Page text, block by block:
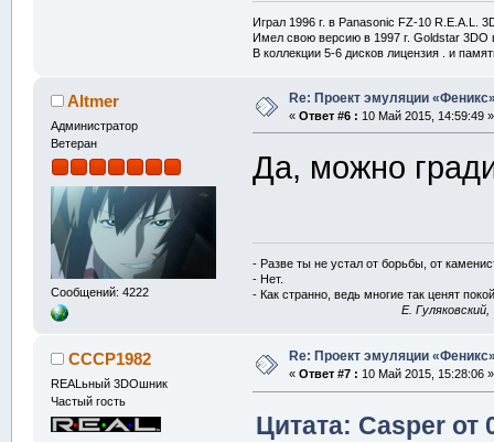
Играл 1996 г. в Panasonic FZ-10 R.E.A.L.
Имел свою версию в 1997 г. Goldstar 3DO
В коллекции 5-6 дисков лицензия . и
Altmer
Администратор
Ветеран
Сообщений: 4222
Re: Проект эмуляции
« Ответ #6 : 10 Май 2015, 14:59:49 »
Да, можно
- Разве ты не устал от борьбы, от
- Нет.
- Как странно, ведь многие так ценят
E.
CCCP1982
REALьный 3DOшник
Частый гость
Re: Проект эмуляции
« Ответ #7 : 10 Май 2015, 15:28:06 »
Цитата: Casper от